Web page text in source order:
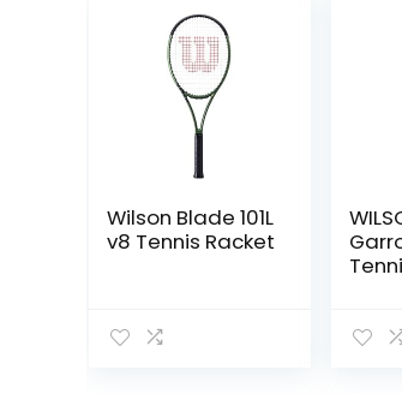
Wilson Blade 101L
v8 Tennis Racket